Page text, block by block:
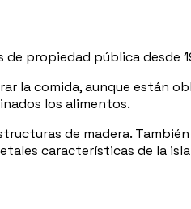
de propiedad pública
la comida, aunque están
los alimentos.
de madera.
características de la